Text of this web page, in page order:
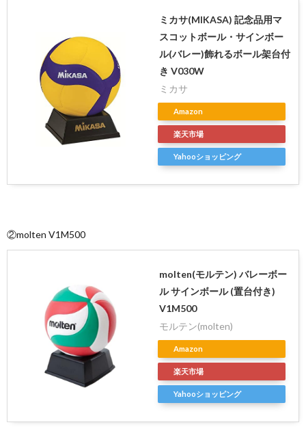
ミカサ(MIKASA) 記念品用マ
スコットボール・サインボー
ル(バレー)飾れるボール架台付
き V030W
ミカサ
Amazon
楽天市場
Yahooショッピング
②molten V1M500
molten(モルテン) バレーボー
ル サインボール (置台付き)
V1M500
モルテン(molten)
Amazon
楽天市場
Yahooショッピング